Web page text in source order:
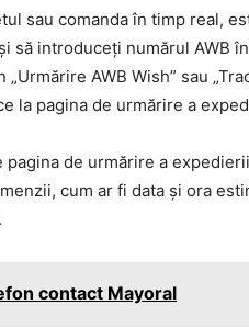
sau comanda în timp real,
să introduceți numărul AWB
AWB Wish” sau
la pagina de urmărire a
pagina de urmărire a
cum ar fi data și ora
contact Mayoral